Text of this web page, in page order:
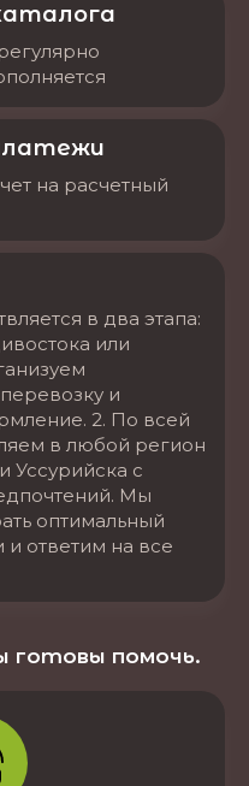
на расчетный
в два этапа:
или
и
2. По всей
в любой регион
Уссурийска с
Мы
оптимальный
и ответим на все
готовы помочь.